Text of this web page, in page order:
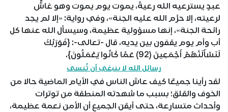
عبدٍ يسترعيه الله رعيةً، يموت يوم يموت وهو غاشٌّ
لرعيته، إلا حرَّم الله عليه الجنة»، وفي رواية: «إلا لم يجد
رائحة الجنة»، إنها مسؤولية عظيمة، وسيسأل الله عنها كل
أب وأم يوم يقفون بين يديه، قال -تعالى-: {فَوَرَبِّكَ
لَنَسْأَلَنَّهُمْ أَجْمَعِينَ (92) عَمَّا كَانُوا يَعْمَلُونَ}.
رسائل الله لا ينبغي أن تُنسى
لقد رأينا جميعًا كيف عاش الناس في الأيام الماضية حالا من
الخوف والقلق؛ بسبب ما شهدته المنطقة من توترات
وأحداث متسارعة، حتى أيقن الجميع أن الأمن نعمة عظيمة،